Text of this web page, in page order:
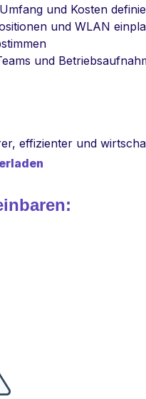
und Kosten
und WLAN
und
effizienter und